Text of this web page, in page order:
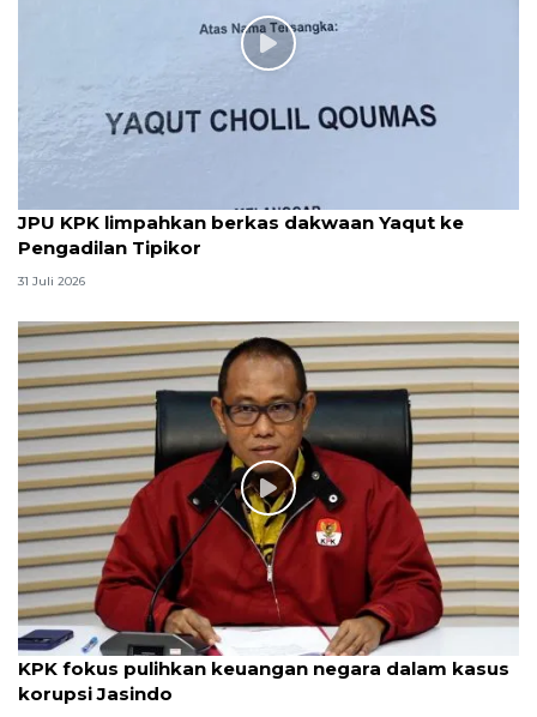
JPU KPK limpahkan berkas dakwaan Yaqut ke
Pengadilan Tipikor
31 Juli 2026
KPK fokus pulihkan keuangan negara dalam kasus
korupsi Jasindo